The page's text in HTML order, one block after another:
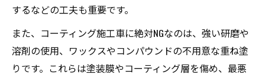
するなどの工夫も重要です。
また、コーティング施工車に絶対NGなのは、強い研磨や
溶剤の使用、ワックスやコンパウンドの不用意な重ね塗
りです。これらは塗装膜やコーティング層を傷め、最悪